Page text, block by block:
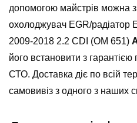
допомогою майстрів можна
охолоджувач EGR/радіатор
2009-2018 2.2 CDI (OM 651)
його встановити з
СТО. Доставка діє по всій
самовивіз з одного з наших